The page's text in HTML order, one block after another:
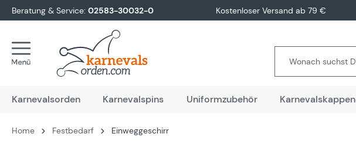
Zur Hauptnavigation springen
Beratung & Service: 02583-30032-0 Kostenloser Versand ab 79 €
Karnevalsorden Karnevalspins Uniformzubehör Karnevalskappen
Home Festbedarf Einweggeschirr